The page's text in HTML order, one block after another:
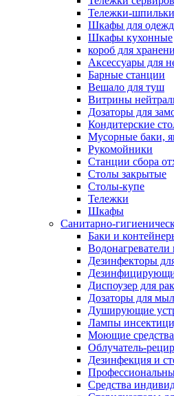
Тележки-шпильки
Шкафы для
Шкафы кухонные
короб для
Аксессуары для
Барные станции
Вешало для туш
Витрины
Дозаторы для
Кондитерские
Мусорные баки,
Рукомойники
Станции сбора
Столы закрытые
Столы-купе
Тележки
Шкафы
Санитарно-
Баки и
Дезинфекторы
Диспоузер для
Дозаторы для
Душирующие
Лампы
Моющие средства
Облучатель-
Дезинфекция и
Средства